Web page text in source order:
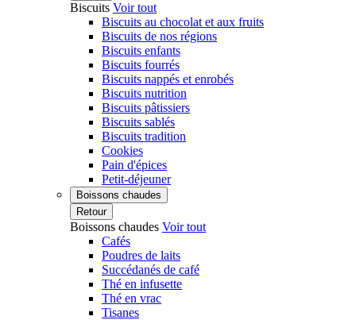
Biscuits Voir tout
Biscuits au chocolat et aux fruits
Biscuits de nos régions
Biscuits enfants
Biscuits fourrés
Biscuits nappés et enrobés
Biscuits nutrition
Biscuits pâtissiers
Biscuits sablés
Biscuits tradition
Cookies
Pain d'épices
Petit-déjeuner
Boissons chaudes
Retour
Boissons chaudes Voir tout
Cafés
Poudres de laits
Succédanés de café
Thé en infusette
Thé en vrac
Tisanes